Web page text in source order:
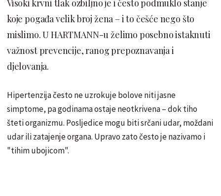
Visoki krvni tlak ozbiljno je i često podmuklo stanje
koje pogađa velik broj žena – i to češće nego što
mislimo. U HARTMANN-u želimo posebno istaknuti
važnost prevencije, ranog prepoznavanja i
djelovanja.
Hipertenzija često ne uzrokuje bolove niti jasne
simptome, pa godinama ostaje neotkrivena – dok tiho
šteti organizmu. Posljedice mogu biti srčani udar, moždani
udar ili zatajenje organa. Upravo zato često je nazivamo i
"tihim ubojicom".